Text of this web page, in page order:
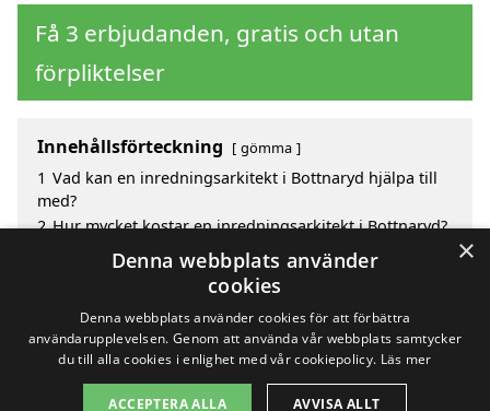
Få 3 erbjudanden, gratis och utan
förpliktelser
Innehållsförteckning gömma
1 Vad kan en inredningsarkitekt i Bottnaryd hjälpa till
med?
2 Hur mycket kostar en inredningsarkitekt i Bottnaryd?
Fördelar med att välja inredningsarkitekt i Bottnaryd
Sök efter en skicklig inredningsarkitekt i de
omgivande städerna Bottnaryd
Copyright 2026 - Pilanto Aps
×
Denna webbplats använder
cookies
Denna webbplats använder cookies för att förbättra
användarupplevelsen. Genom att använda vår webbplats samtycker
du till alla cookies i enlighet med vår cookiepolicy. Läs mer
ACCEPTERA ALLA AVVISA ALLT